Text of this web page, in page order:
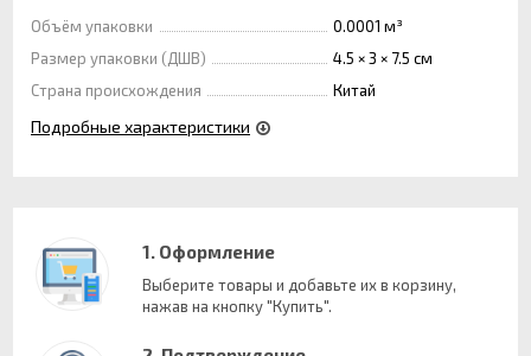
Объём упаковки
0.0001 м³
Размер упаковки (ДШВ)
4.5 × 3 × 7.5 см
Страна происхождения
Китай
Подробные характеристики
1. Оформление
Выберите товары и добавьте их в корзину,
нажав на кнопку "Купить".